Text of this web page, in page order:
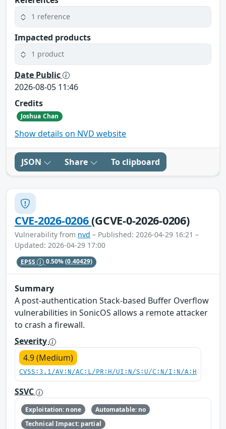
1 reference
Impacted products
1 product
Date Public
2026-08-05 11:46
Credits
Joshua Chan
Show details on NVD website
JSON Share To clipboard
CVE-2026-0206(GCVE-0-2026-0206)
Vulnerability from nvd – Published: 2026-04-29 16:21 –
Updated: 2026-04-29 17:00
EPSS 0.50%(0.40429)
Summary
A post-authentication Stack-based Buffer Overflow
vulnerabilities in SonicOS allows a remote attacker
to crash a firewall.
Severity
4.9 (Medium)
CVSS:3.1/AV:N/AC:L/PR:H/UI:N/S:U/C:N/I:N/A:H
SSVC
Exploitation: none
Automatable: no
Technical Impact: partial